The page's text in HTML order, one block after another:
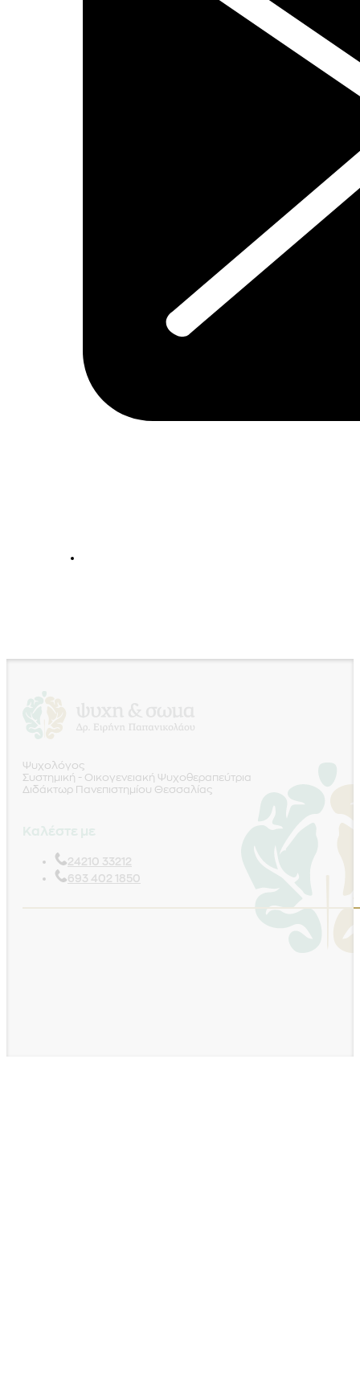
Ψυχολόγος
Συστημική - Οικογενειακή Ψυχοθεραπεύτρια
Διδάκτωρ Πανεπιστημίου Θεσσαλίας
24210 33212
693 402 1850